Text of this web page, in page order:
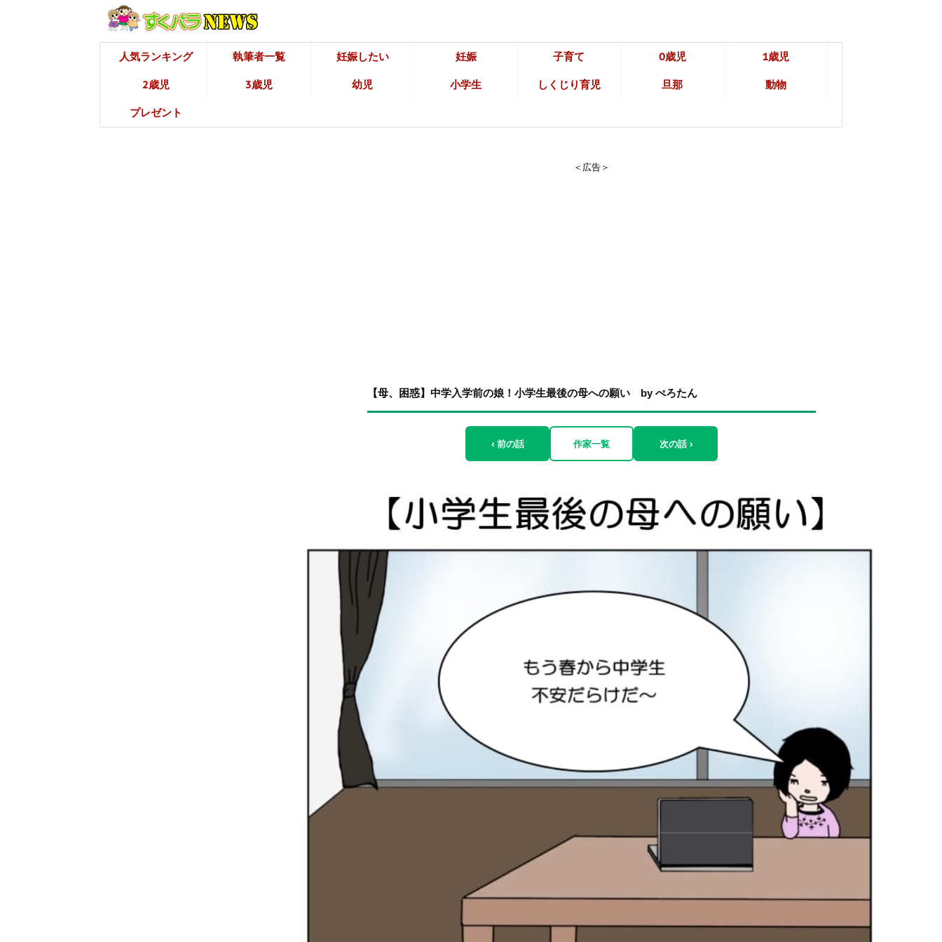
人気ランキング 執筆者一覧 妊娠したい 妊娠 子育て 0歳児 1歳児
2歳児 3歳児 幼児 小学生 しくじり育児 旦那 動物
プレゼント
＜広告＞
【母、困惑】中学入学前の娘！小学生最後の母への願い by ぺろたん
‹ 前の話 作家一覧 次の話 ›